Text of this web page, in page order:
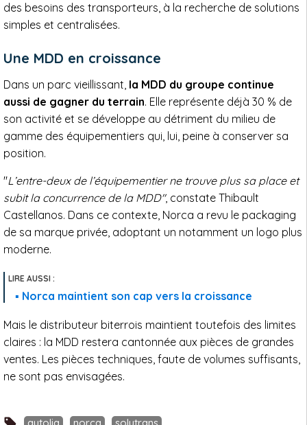
des besoins des transporteurs, à la recherche de solutions
simples et centralisées.
Une MDD en croissance
Dans un parc vieillissant, la MDD du groupe continue
aussi de gagner du terrain. Elle représente déjà 30 % de
son activité et se développe au détriment du milieu de
gamme des équipementiers qui, lui, peine à conserver sa
position.
"L’entre-deux de l’équipementier ne trouve plus sa place et
subit la concurrence de la MDD", constate Thibault
Castellanos. Dans ce contexte, Norca a revu le packaging
de sa marque privée, adoptant un notamment un logo plus
moderne.
Norca maintient son cap vers la croissance
Mais le distributeur biterrois maintient toutefois des limites
claires : la MDD restera cantonnée aux pièces de grandes
ventes. Les pièces techniques, faute de volumes suffisants,
ne sont pas envisagées.